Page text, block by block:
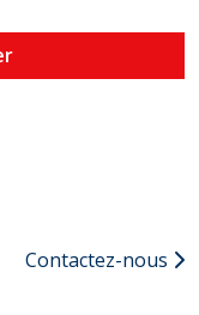
Contactez-nous